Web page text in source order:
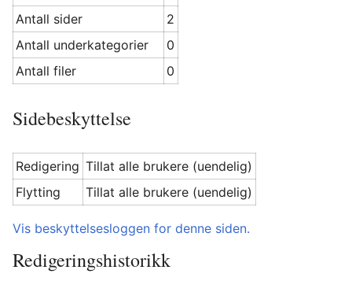
Antall sider
2
Antall underkategorier
0
Antall filer
0
Sidebeskyttelse
Redigering Tillat alle brukere (uendelig)
Flytting
Tillat alle brukere (uendelig)
Vis beskyttelsesloggen for denne siden.
Redigeringshistorikk